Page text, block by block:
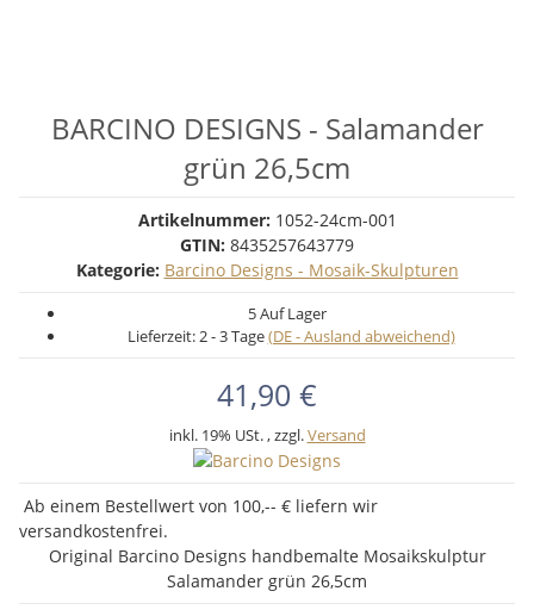
BARCINO DESIGNS - Salamander
grün 26,5cm
Artikelnummer: 1052-24cm-001
GTIN: 8435257643779
Kategorie: Barcino Designs - Mosaik-Skulpturen
5 Auf Lager
Lieferzeit:2 - 3 Tage(DE - Ausland abweichend)
41,90 €
inkl. 19% USt. , zzgl.Versand
Ab einem Bestellwert von 100,-- € liefern wir
versandkostenfrei.
Original Barcino Designs handbemalte Mosaikskulptur
Salamander grün 26,5cm